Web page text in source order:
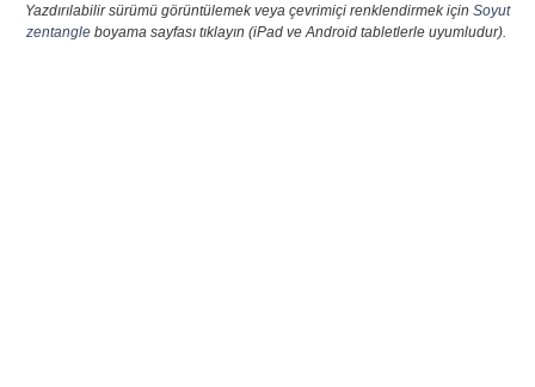
Yazdırılabilir sürümü görüntülemek veya çevrimiçi renklendirmek için Soyut
zentangleboyama sayfası tıklayın (iPad ve Android tabletlerle uyumludur).